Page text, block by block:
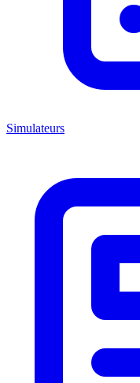
Simulateurs